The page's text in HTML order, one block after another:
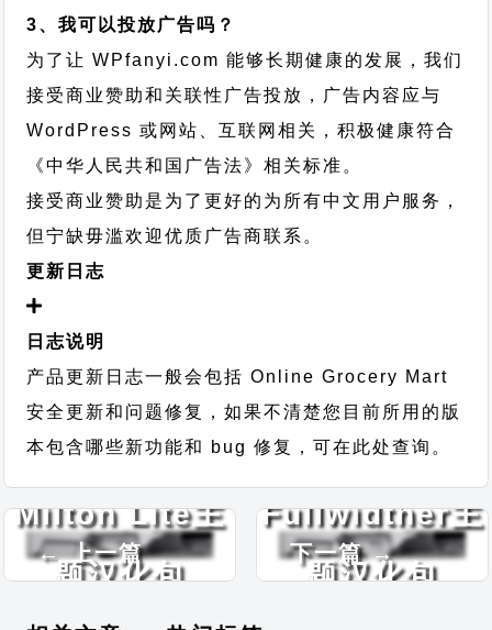
3、我可以投放广告吗？
为了让 WPfanyi.com 能够长期健康的发展，我们
接受商业赞助和关联性广告投放，广告内容应与
WordPress 或网站、互联网相关，积极健康符合
《中华人民共和国广告法》相关标准。
接受商业赞助是为了更好的为所有中文用户服务，
但宁缺毋滥欢迎优质广告商联系。
更新日志
日志说明
产品更新日志一般会包括 Online Grocery Mart
安全更新和问题修复，如果不清楚您目前所用的版
本包含哪些新功能和 bug 修复，可在此处查询。
← 上一篇
Milton Lite主
题汉化包
下一篇 →
Fullwidther主
题汉化包